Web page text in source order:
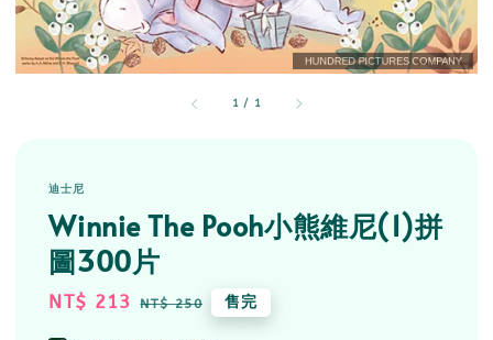
1 / 1
迪士尼
Winnie The Pooh小熊維尼(1)拼
圖300片
Sale
NT$ 213 Regular
NT$ 250 售完